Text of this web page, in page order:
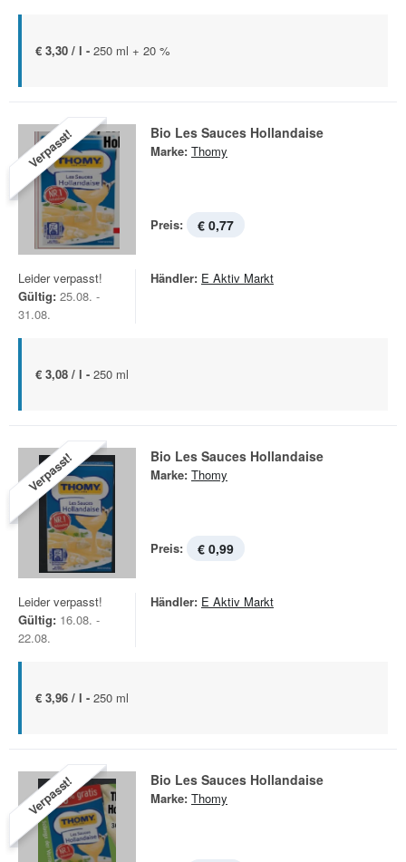
€ 3,30 / l - 250 ml + 20 %
Verpasst! Bio Les Sauces Hollandaise
Marke: Thomy
Preis: € 0,77
Leider verpasst!
Gültig: 25.08. -
31.08.
Händler: E Aktiv Markt
€ 3,08 / l - 250 ml
Verpasst! Bio Les Sauces Hollandaise
Marke: Thomy
Preis: € 0,99
Leider verpasst!
Gültig: 16.08. -
22.08.
Händler: E Aktiv Markt
€ 3,96 / l - 250 ml
Verpasst! Bio Les Sauces Hollandaise
Marke: Thomy